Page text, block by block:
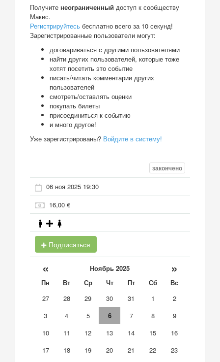
Получите неограниченный доступ к сообществу
Макис.
Регистрируйтесь бесплатно всего за 10 секунд!
Зарегистрированные пользователи могут:
договариваться с другими пользователями
найти других пользователей, которые тоже
хотят посетить это событие
писать/читать комментарии других
пользователей
смотреть/оставлять оценки
покупать билеты
присоединиться к событию
и много другое!
Уже зарегистрированы? Войдите в систему!
закончено
06 ноя 2025 19:30
16,00 €
Подписаться
« Ноябрь 2025 »
Пн Вт Ср Чт Пт Сб
Вс
27
28 29 30 31 1
2
3
4 5 6 7 8
9
10
11 12 13 14 15
16
17
18 19 20 21 22
23